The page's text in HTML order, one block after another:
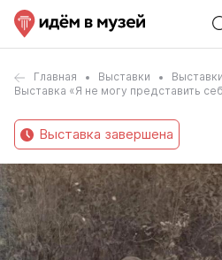
Главная Выставки
Выставка «Я не могу представить
Выставка завершена